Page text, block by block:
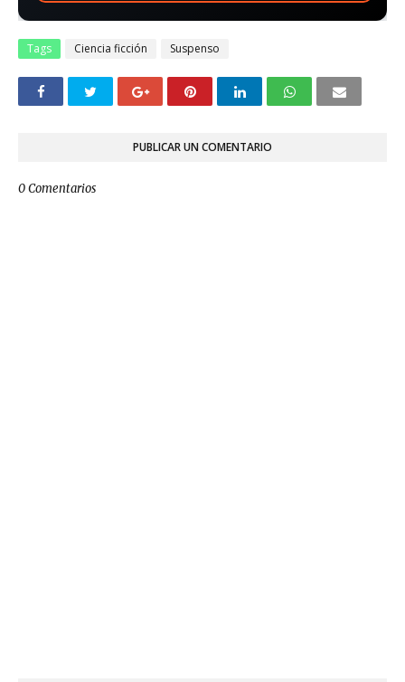
Tags Ciencia ficción Suspenso
PUBLICAR UN COMENTARIO
0 Comentarios